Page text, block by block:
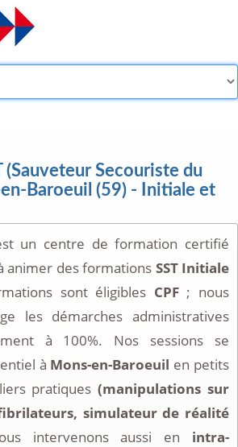
(Sauveteur Secouriste du
Baroeuil (59) - Initiale et
un centre de formation certifié
animer des formations SST Initiale
sont éligibles CPF; nous
les démarches administratives
à 100%. Nos sessions se
à Mons-en-Baroeuil en petits
pratiques(manipulations sur
simulateur de réalité
intervenons aussi en intra-